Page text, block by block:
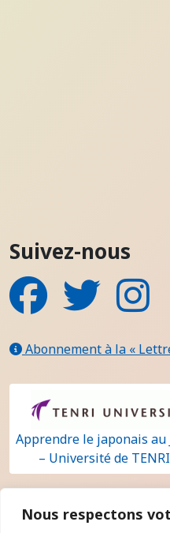
Nous respectons
Suivez-nous
FacebookTwitter
Abonnement à la «
Apprendre le japonais au
– Université de